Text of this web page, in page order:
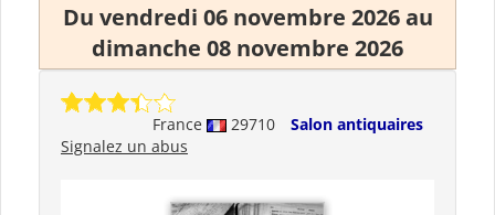
Du vendredi 06 novembre 2026 au
dimanche 08 novembre 2026
France 29710
Salon antiquaires
Signalez un abus